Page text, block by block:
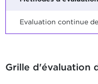
Evaluation continue
Grille d'évaluation